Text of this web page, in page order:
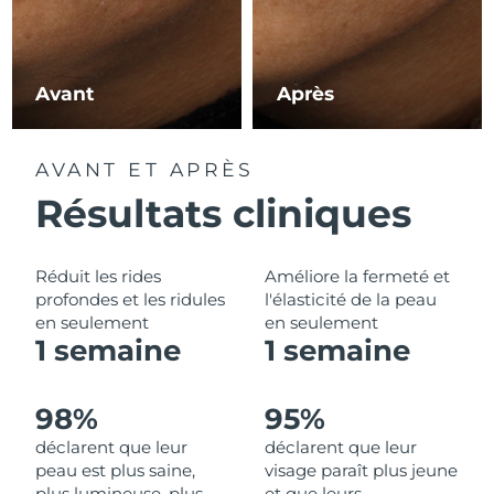
Avant Après
AVANT ET APRÈS
Résultats cliniques
Réduit les rides
profondes et les ridules
en seulement
1 semaine
Améliore la fermeté et
l'élasticité de la peau
en seulement
1 semaine
98%
déclarent que leur
peau est plus saine,
95%
déclarent que leur
visage paraît plus jeune
Philippines Livraison estimée
Pologne Livraison estimée
Porto Rico Livraison estimée
La Réunion Livraison estimée8/14/26
Roumanie Livraison estimée
Russie Livraison estimée
Arabie saoudite Livraison estimée